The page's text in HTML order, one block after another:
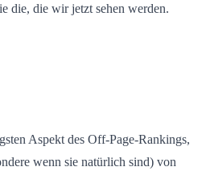
die, die wir jetzt sehen werden.
Aspekt des Off-Page-Rankings,
wenn sie natürlich sind) von